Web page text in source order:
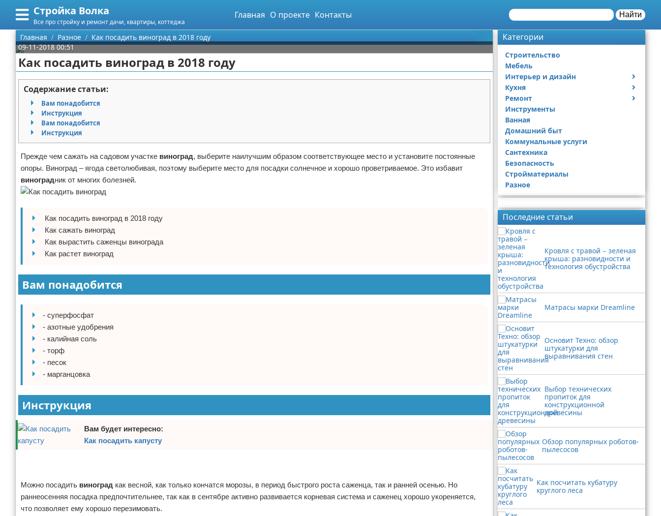
Стройка Волка
Все про стройку и ремонт дачи, квартиры, коттеджа
Главная О проекте Контакты Найти
Меню
Главная
Категории
Строительство
Мебель
Интерьер и дизайн
Дизайн дачи
Дизайн квартиры
Кухня
Посуда
Ремонт
Ремонт дачи
Ремонт квартиры
Инструменты
Ванная
Домашний быт
Коммунальные услуги
Сантехника
Стройматериалы
Разное
Поиск
О проекте
Контакты
Сотрудничество
Размещение рекламы
Для правообладателей
Условия предоставления информации
Отказ от ответственности
Главная Разное
Как посадить виноград в 2018 году
09-11-2018 00:51
Как посадить виноград в 2018 году
Содержание статьи:
Вам понадобится
Инструкция
Вам понадобится
Инструкция
Прежде чем сажать на садовом участке виноград, выберите наилучшим образом соответствующее место и установите постоянные
опоры. Виноград – ягода светолюбивая, поэтому выберите место для посадки солнечное и хорошо проветриваемое. Это избавит
виноградник от многих болезней.
Как посадить виноград в 2018 году
Как сажать виноград
Как вырастить саженцы винограда
Как растет виноград
Вам понадобится
- суперфосфат
- азотные удобрения
- калийная соль
- торф
- песок
- марганцовка
Инструкция
Вам будет интересно:
Как посадить капусту
Можно посадить виноград как весной, как только кончатся морозы, в период быстрого роста саженца, так и ранней осенью. Но
раннеосенняя посадка предпочтительнее, так как в сентябре активно развивается корневая система и саженец хорошо укореняется,
что позволяет ему хорошо перезимовать.
Категории
Строительство
Мебель
Интерьер и дизайн
Дизайн дачи
Дизайн квартиры
Кухня
Посуда
Ремонт
Ремонт дачи
Ремонт квартиры
Инструменты
Ванная
Домашний быт
Коммунальные услуги
Сантехника
Безопасность
Стройматериалы
Разное
Последние статьи
Кровля с травой − зеленая
крыша: разновидности и
технология обустройства
Матрасы марки Dreamline
Основит Техно: обзор
штукатурки для
выравнивания стен
Выбор технических
пропиток для
конструкционной
древесины
Обзор популярных роботов-
пылесосов
Как посчитать кубатуру
круглого леса